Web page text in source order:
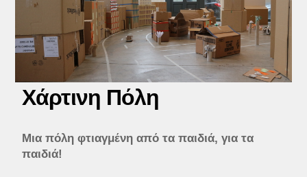
Χάρτινη Πόλη
Μια πόλη φτιαγμένη από τα παιδιά, για τα
παιδιά!